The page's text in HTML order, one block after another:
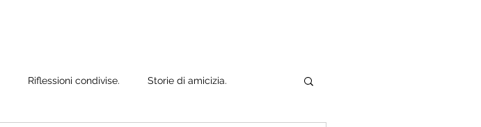
Riflessioni condivise. Storie di amicizia.